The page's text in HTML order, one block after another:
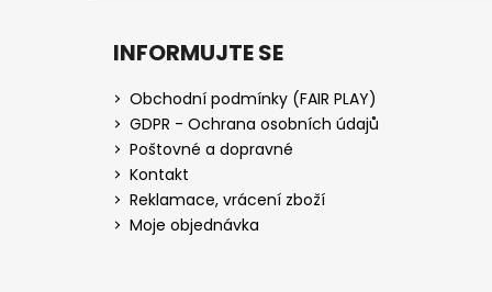
INFORMUJTE SE
Obchodní podmínky (FAIR PLAY)
GDPR - Ochrana osobních údajů
Poštovné a dopravné
Kontakt
Reklamace, vrácení zboží
Moje objednávka